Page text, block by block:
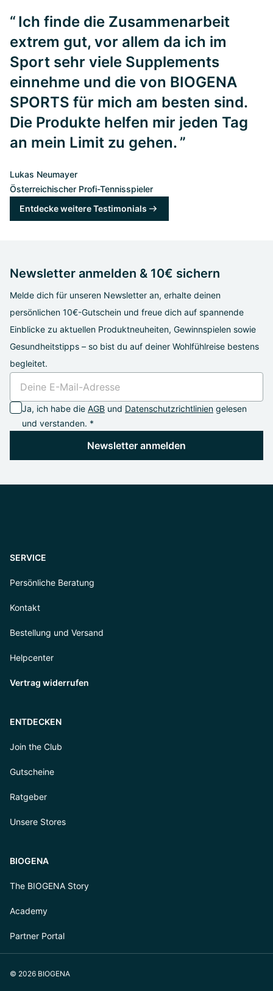
Ich finde die Zusammenarbeit
extrem gut, vor allem da ich im
Sport sehr viele Supplements
einnehme und die von BIOGENA
SPORTS für mich am besten sind.
Die Produkte helfen mir jeden Tag
an mein Limit zu gehen.
Lukas Neumayer
Österreichischer Profi-Tennisspieler
Entdecke weitere Testimonials
Newsletter anmelden & 10€ sichern
Melde dich für unseren Newsletter an, erhalte deinen
persönlichen 10€-Gutschein und freue dich auf spannende
Einblicke zu aktuellen Produktneuheiten, Gewinnspielen sowie
Gesundheitstipps – so bist du auf deiner Wohlfühlreise bestens
begleitet.
Ja, ich habe die AGB und Datenschutzrichtlinien gelesen
und verstanden. *
Newsletter anmelden
SERVICE
Persönliche Beratung
Kontakt
Bestellung und Versand
Helpcenter
Vertrag widerrufen
ENTDECKEN
Join the Club
Gutscheine
Ratgeber
Unsere Stores
BIOGENA
The BIOGENA Story
Academy
Partner Portal
© 2026 BIOGENA